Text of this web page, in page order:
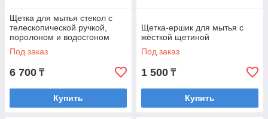
Щетка для мытья стекол с
телескопической ручкой,
поролоном и водосгоном
Под заказ
6 700 ₸
Купить
Щетка-ершик для мытья с
жёсткой щетиной
Под заказ
1 500 ₸
Купить